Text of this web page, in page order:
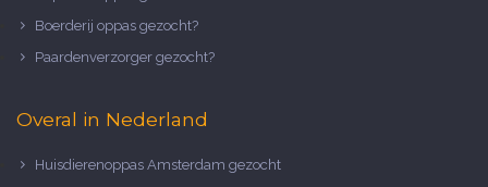
Boerderij oppas gezocht?
Paardenverzorger gezocht?
Overal in Nederland
Huisdierenoppas Amsterdam gezocht